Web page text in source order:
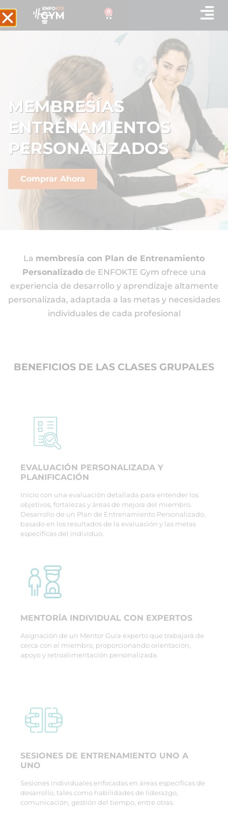
0
MEMBRESÍAS
ENTRENAMIENTOS
PERSONALIZADOS
Comprar Ahora
La membresía con Plan de Entrenamiento
Personalizadode ENFOKTE Gym ofrece una
experiencia de desarrollo y aprendizaje altamente
personalizada, adaptada a las metas y necesidades
individuales de cada profesional
BENEFICIOS DE LAS CLASES GRUPALES
EVALUACIÓN PERSONALIZADA Y
PLANIFICACIÓN
Inicio con una evaluación detallada para entender los
objetivos, fortalezas y áreas de mejora del miembro.
Desarrollo de un Plan de Entrenamiento Personalizado,
basado en los resultados de la evaluación y las metas
específicas del individuo.
MENTORÍA INDIVIDUAL CON EXPERTOS
Asignación de un Mentor Guía experto que trabajará de
cerca con el miembro, proporcionando orientación,
apoyo y retroalimentación personalizada.
SESIONES DE ENTRENAMIENTO UNO A
UNO
Sesiones individuales enfocadas en áreas específicas de
desarrollo, tales como habilidades de liderazgo,
comunicación, gestión del tiempo, entre otras.